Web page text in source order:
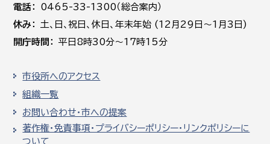
電話
0465-33-1300（総合案内）
休み
土､日､祝日、休日、年末年始 (12月29日～1月3日)
開庁時間
平日8時30分～17時15分
市役所へのアクセス
組織一覧
お問い合わせ・市への提案
著作権・免責事項・プライバシーポリシー・リンクポリシーに
ついて